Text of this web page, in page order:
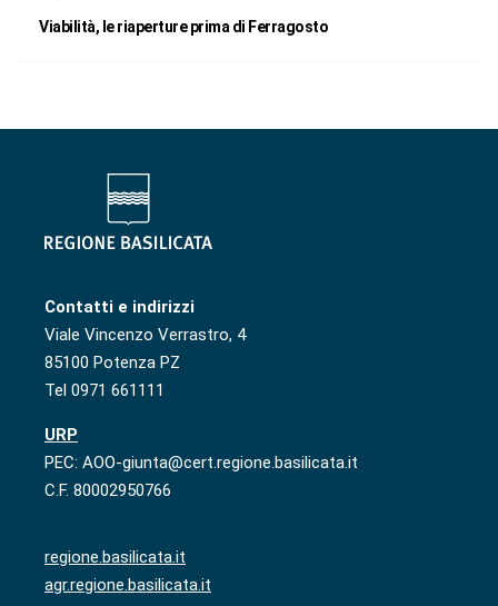
Viabilità, le riaperture prima di Ferragosto
Contatti e indirizzi
Viale Vincenzo Verrastro, 4
85100 Potenza PZ
Tel 0971 661111
URP
PEC: AOO-giunta@cert.regione.basilicata.it
C.F. 80002950766
regione.basilicata.it
agr.regione.basilicata.it